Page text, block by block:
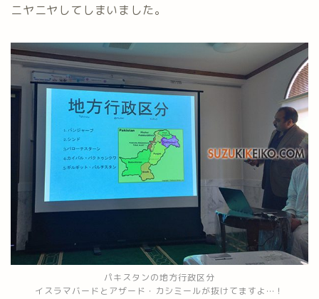
ニヤニヤしてしまいました。
パキスタンの地方行政区分
イスラマバードとアザード・カシミールが抜けてますよ…！